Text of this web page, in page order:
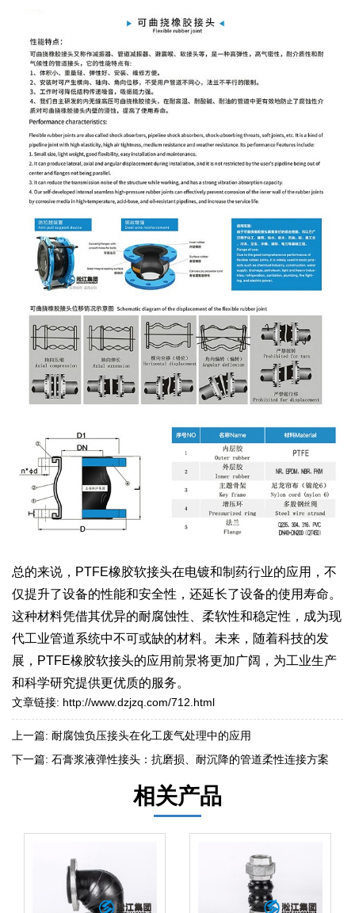
总的来说，PTFE橡胶软接头在电镀和制药行业的应用，不
仅提升了设备的性能和安全性，还延长了设备的使用寿命。
这种材料凭借其优异的耐腐蚀性、柔软性和稳定性，成为现
代工业管道系统中不可或缺的材料。未来，随着科技的发
展，PTFE橡胶软接头的应用前景将更加广阔，为工业生产
和科学研究提供更优质的服务。
文章链接: http://www.dzjzq.com/712.html
上一篇: 耐腐蚀负压接头在化工废气处理中的应用
下一篇: 石膏浆液弹性接头：抗磨损、耐沉降的管道柔性连接方案
相关产品